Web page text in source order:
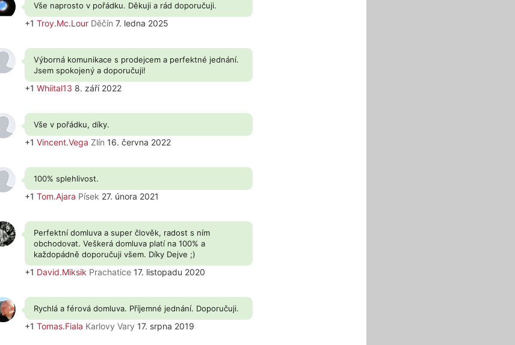
Vše naprosto v pořádku. Děkuji a rád doporučuji.
+1 Troy.Mc.Lour Děčín 7. ledna 2025
Výborná komunikace s prodejcem a perfektné jednání.
Jsem spokojený a doporučuji!
+1 Whiital13 8. září 2022
Vše v pořádku, díky.
+1 Vincent.Vega Zlín 16. června 2022
100% splehlivost.
+1 Tom.Ajara Písek 27. února 2021
Perfektní domluva a super člověk, radost s ním
obchodovat. Veškerá domluva platí na 100% a
každopádně doporučuji všem. Díky Dejve ;)
+1 David.Miksik Prachatice 17. listopadu 2020
Rychlá a férová domluva. Příjemné jednání. Doporučuji.
+1 Tomas.Fiala Karlovy Vary 17. srpna 2019